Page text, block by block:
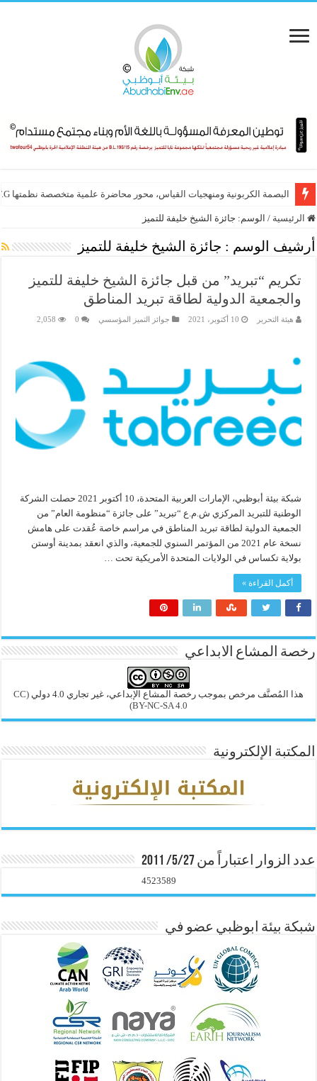
البصمة الكربونية ومنهجيات القياس، محور محاضرة علمية متخصصة نظمتها E.T.G
الرئيسية / الوسم: جائزة الشيخ خليفة للتميز
أرشيف الوسم : جائزة الشيخ خليفة للتميز
تكريم “تبريد” من قبل جائزة الشيخ خليفة للتميز
والجمعية الدولية لطاقة تبريد المناطق
هيئة التحرير 10 أكتوبر، 2021 جوائز التميز المؤسسي 0
2,058
شبكة بيئة أبوظبي، الإمارات العربية المتحدة، 10 أكتوبر 2021 حصلت الشركة
الوطنية للتبريد المركزي ش.م.ع “تبريد” على جائزة “منظومة العام” من
الجمعية الدولية لطاقة تبريد المناطق في مراسم خاصة عُقدت على هامش
نسخة عام 2021 من المؤتمر السنوي للجمعية، والذي انعقد بمدينة أوستن
بولاية تكساس في الولايات المتحدة الأمريكية تحت …
أكمل القراءة »
رخصة المشاع الابداعي
هذا المُصنَّف مرخص بموجب رخصة المشاع الإبداعي، غير تجاري 4.0 دولي
(CC
BY-NC-SA 4.0)
المكتبة الإلكترونية
عدد الزوار اعتباراً من 5/27/ 2011
4523589
شبكة بيئة ابوظبي عضو في